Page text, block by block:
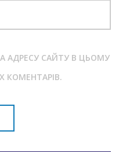
АДРЕСУ САЙТУ В ЦЬОМУ
КОМЕНТАРІВ.